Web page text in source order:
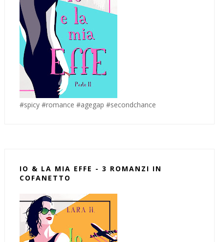
#spicy #romance #agegap #secondchance
IO & LA MIA EFFE - 3 ROMANZI IN
COFANETTO